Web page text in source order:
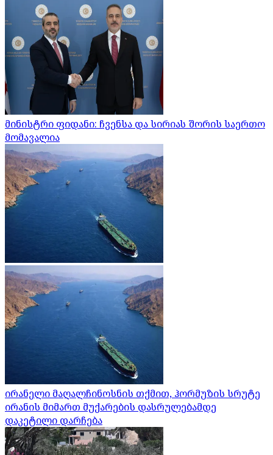
მინისტრი ფიდანი: ჩვენსა და სირიას შორის საერთო
მომავალია
ირანელი მაღალჩინოსნის თქმით, ჰორმუზის სრუტე
ირანის მიმართ მუქარების დასრულებამდე
დაკეტილი დარჩება